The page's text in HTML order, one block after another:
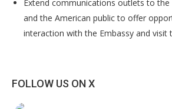
Extend communications outlets to
and the American public to offer
interaction with the Embassy and visit
FOLLOW US ON X